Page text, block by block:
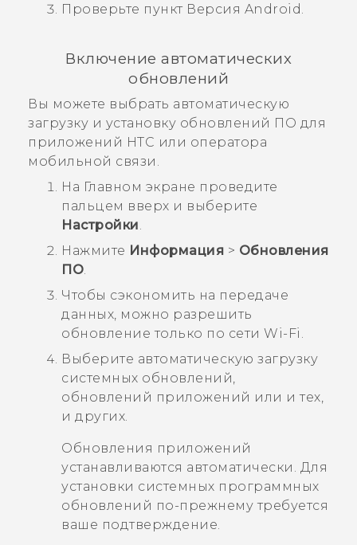
Проверьте пункт Версия Android.
Включение автоматических
обновлений
Вы можете выбрать автоматическую
загрузку и установку обновлений ПО для
приложений HTC или оператора
мобильной связи.
На Главном экране проведите
пальцем вверх и выберите
Настройки.
Нажмите Информация > Обновления
ПО.
Чтобы сэкономить на передаче
данных, можно разрешить
обновление только по сети Wi-Fi .
Выберите автоматическую загрузку
системных обновлений,
обновлений приложений или и тех,
и других.
Обновления приложений
устанавливаются автоматически. Для
установки системных программных
обновлений по-прежнему требуется
ваше подтверждение.